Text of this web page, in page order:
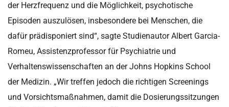
der Herzfrequenz und die Möglichkeit, psychotische
Episoden auszulösen, insbesondere bei Menschen, die
dafür prädisponiert sind“, sagte Studienautor Albert Garcia-
Romeu, Assistenzprofessor für Psychiatrie und
Verhaltenswissenschaften an der Johns Hopkins School
der Medizin. „Wir treffen jedoch die richtigen Screenings
und Vorsichtsmaßnahmen, damit die Dosierungssitzungen